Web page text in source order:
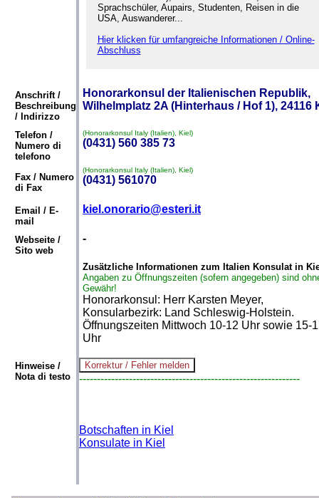
Sprachschüler, Aupairs, Studenten, Reisen in die
USA, Auswanderer...
Hier klicken für umfangreiche Informationen / Online-
Abschluss
Anschrift /
Beschreibung
/ Indirizzo
Honorarkonsul der Italienischen Republik,
Wilhelmplatz 2A (Hinterhaus / Hof 1), 24116
Telefon /
Numero di
telefono
(Honorarkonsul Italy (Italien), Kiel)
(0431) 560 385 73
Fax / Numero
di Fax
(Honorarkonsul Italy (Italien), Kiel)
(0431) 561070
Email / E-
mail
kiel.onorario@esteri.it
Webseite /
Sito web
-
Hinweise /
Nota di testo
Zusätzliche Informationen zum Italien Konsulat in
Angaben zu Öffnungszeiten (sofern angegeben) sind
Gewähr!
Honorarkonsul: Herr Karsten Meyer,
Konsularbezirk: Land Schleswig-Holstein.
Öffnungszeiten Mittwoch 10-12 Uhr sowie 15-
Uhr
--------------------------------------------------------------
Botschaften in Kiel
Konsulate in Kiel